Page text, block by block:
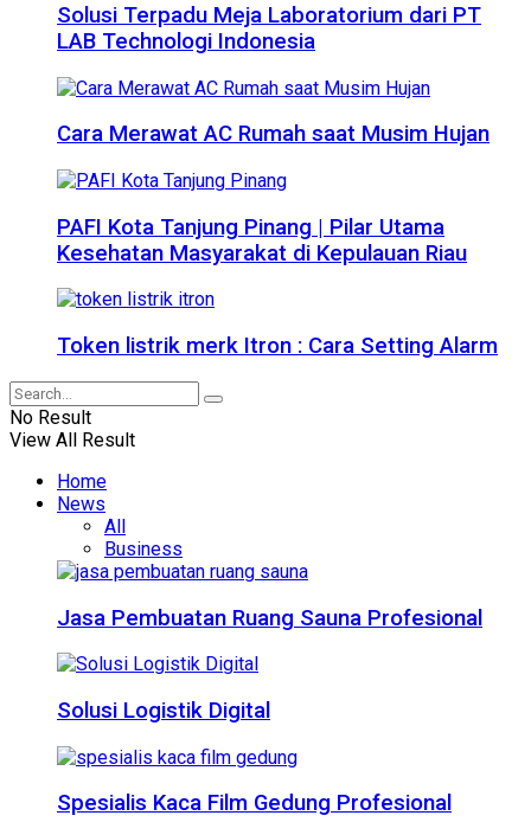
Solusi Terpadu Meja Laboratorium dari PT
LAB Technologi Indonesia
Cara Merawat AC Rumah saat Musim Hujan
PAFI Kota Tanjung Pinang | Pilar Utama
Kesehatan Masyarakat di Kepulauan Riau
Token listrik merk Itron : Cara Setting Alarm
No Result
View All Result
Home
News
All
Business
Jasa Pembuatan Ruang Sauna Profesional
Solusi Logistik Digital
Spesialis Kaca Film Gedung Profesional